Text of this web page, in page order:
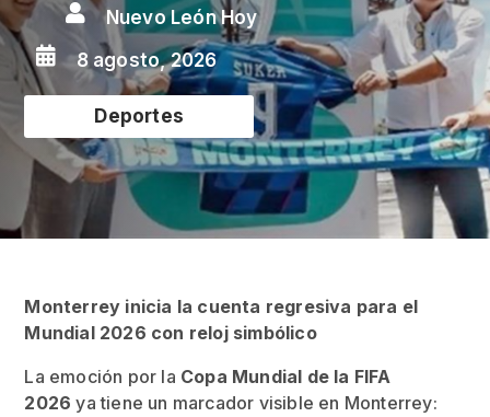
 Nuevo León Hoy
 8 agosto, 2026
Deportes
Monterrey inicia la cuenta regresiva para el
Mundial 2026 con reloj simbólico
La emoción por la Copa Mundial de la FIFA
2026 ya tiene un marcador visible en Monterrey: